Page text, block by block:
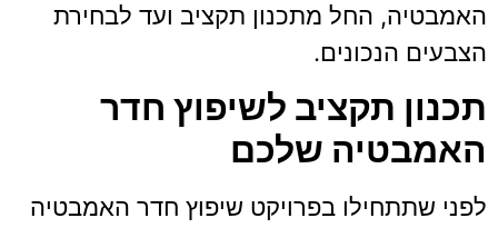
האמבטיה, החל מתכנון תקציב ועד לבחירת
הצבעים הנכונים.
תכנון תקציב לשיפוץ חדר
האמבטיה שלכם
לפני שתתחילו בפרויקט שיפוץ חדר האמבטיה